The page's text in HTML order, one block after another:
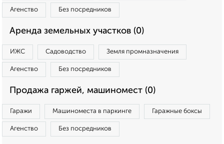
Агенство Без посредников
Аренда земельных участков (0)
ИЖС Садоводство Земля промназначения
Агенство Без посредников
Продажа гаржей, машиномест (0)
Гаражи Машиноместа в паркинге Гаражные боксы
Агенство Без посредников